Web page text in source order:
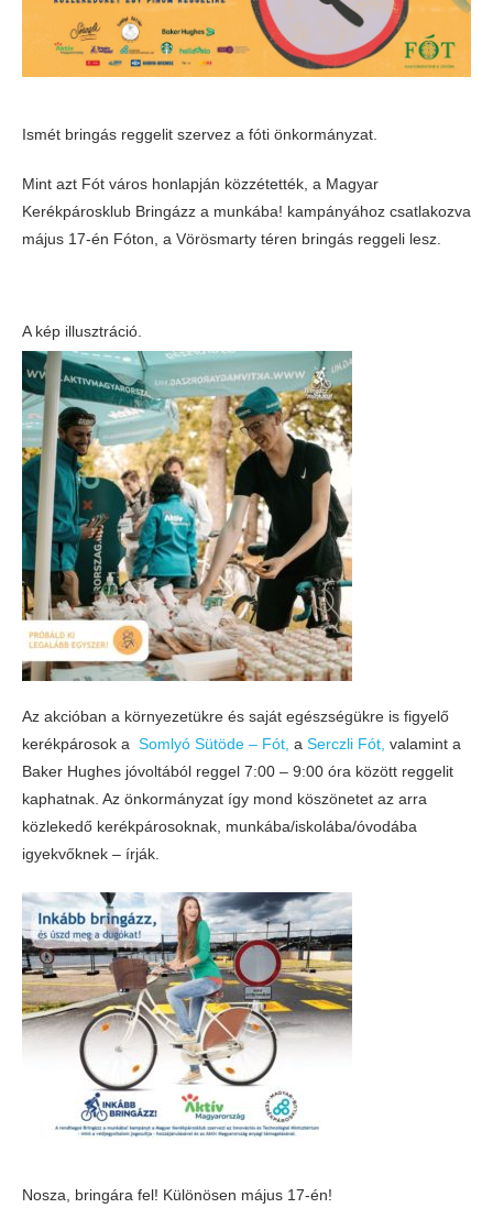
Ismét bringás reggelit szervez a fóti önkormányzat.
Mint azt Fót város honlapján közzétették, a Magyar
Kerékpárosklub Bringázz a munkába! kampányához csatlakozva
május 17-én Fóton, a Vörösmarty téren bringás reggeli lesz.
A kép illusztráció.
Az akcióban a környezetükre és saját egészségükre is figyelő
kerékpárosok a Somlyó Sütöde – Fót, a Serczli Fót, valamint a
Baker Hughes jóvoltából reggel 7:00 – 9:00 óra között reggelit
kaphatnak. Az önkormányzat így mond köszönetet az arra
közlekedő kerékpárosoknak, munkába/iskolába/óvodába
igyekvőknek – írják.
Nosza, bringára fel! Különösen május 17-én!